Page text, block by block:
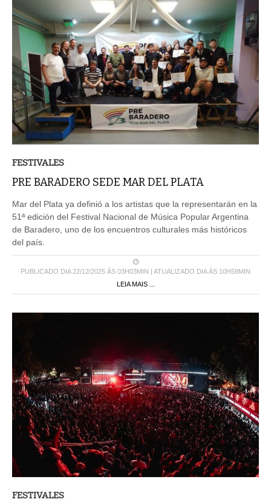
FESTIVALES
PRE BARADERO SEDE MAR DEL PLATA
Mar del Plata ya definió a los artistas que la representarán en la
51ª edición del Festival Nacional de Música Popular Argentina
de Baradero, uno de los encuentros culturales más históricos
del país.
PUBLICADO DIA 22/12/2025 ÀS 03H03MIN | ATUALIZADO DIA ÀS 10H58MIN
LEIA MAIS ...
FESTIVALES